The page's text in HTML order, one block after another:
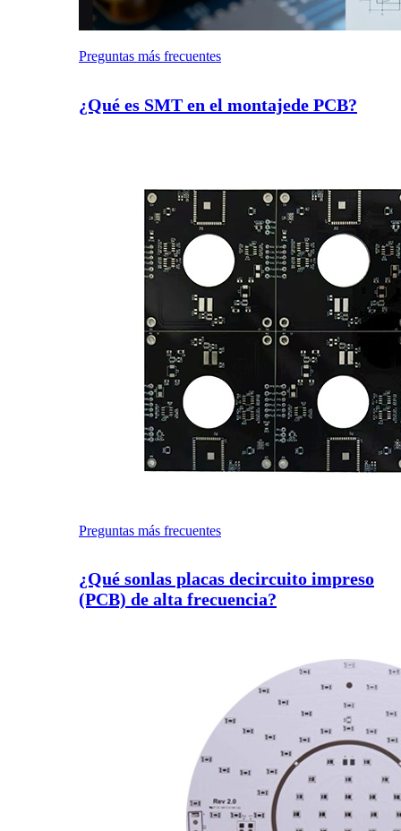
Preguntas más frecuentes
¿Qué es SMT en el montajede PCB?
Preguntas más frecuentes
¿Qué sonlas placas decircuito impreso
(PCB) de alta frecuencia?